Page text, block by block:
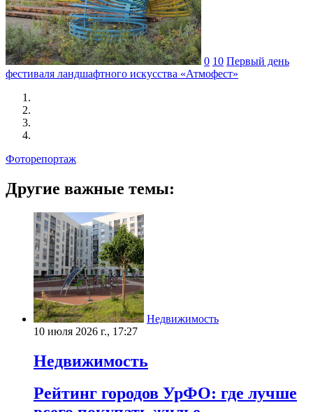
0 10 Первый день
фестиваля ландшафтного искусства «Атмофест»
Фоторепортаж
Другие важные темы:
Недвижимость
10 июля 2026 г., 17:27
Недвижимость
Рейтинг городов УрФО: где лучше